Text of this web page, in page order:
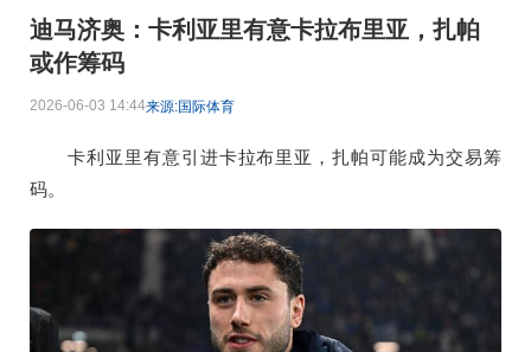
迪马济奥：卡利亚里有意卡拉布里亚，扎帕
或作筹码
2026-06-03 14:44来源:国际体育
卡利亚里有意引进卡拉布里亚，扎帕可能成为交易筹
码。